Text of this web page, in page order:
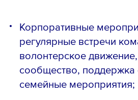
Корпоративные
регулярные встречи
волонтерское
сообщество, поддержка
семейные мероприятия;